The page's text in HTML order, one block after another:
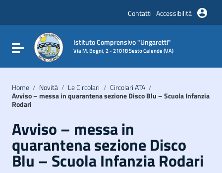
Vai al footer
Contatti Accessibilità
Attiva / disattiva la navigazione
Istituto Comprensivo "Ungaretti"
Via M. Bogni, 2 - 21018 Sesto Calende (VA)
Home / Novità / Le Circolari / Circolari ATA /
Avviso – messa in quarantena sezione Disco Blu – Scuola Infanzia
Rodari
Avviso – messa in
quarantena sezione Disco
Blu – Scuola Infanzia Rodari